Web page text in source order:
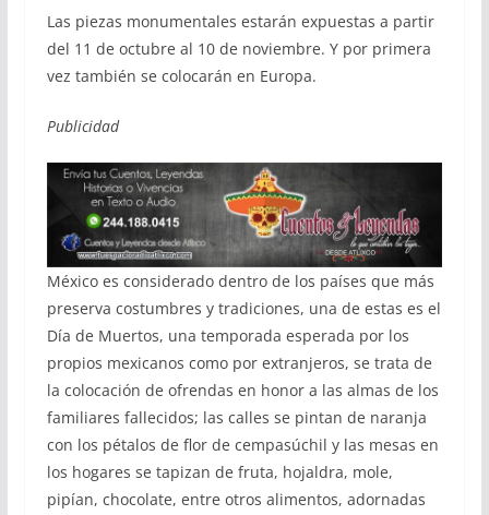
Las piezas monumentales estarán expuestas a partir
del 11 de octubre al 10 de noviembre. Y por primera
vez también se colocarán en Europa.
Publicidad
México es considerado dentro de los países que más
preserva costumbres y tradiciones, una de estas es el
Día de Muertos, una temporada esperada por los
propios mexicanos como por extranjeros, se trata de
la colocación de ofrendas en honor a las almas de los
familiares fallecidos; las calles se pintan de naranja
con los pétalos de flor de cempasúchil y las mesas en
los hogares se tapizan de fruta, hojaldra, mole,
pipían, chocolate, entre otros alimentos, adornadas